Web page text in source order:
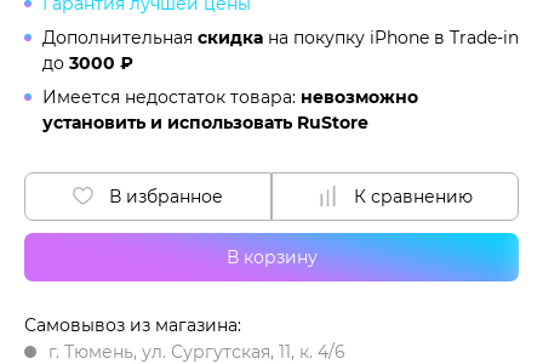
Дополнительная скидка на покупку iPhone в Trade-in
до 3000 ₽
Имеется недостаток товара: невозможно
установить и использовать RuStore
В корзину
В избранное К сравнению
Самовывоз из магазина:
г. Тюмень, ул. Сургутская, 11, к. 4/6